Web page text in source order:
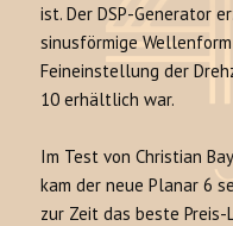
ist. Der DSP-Generator
sinusförmige
Feineinstellung der
10 erhältlich war.
Im Test von Christian
kam der neue Planar 6
zur Zeit das beste